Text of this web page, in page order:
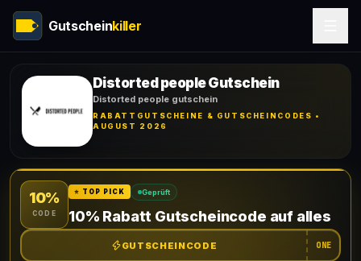
Gutscheinkiller
Distorted people Gutschein
Distorted people gutschein
RABATTGUTSCHEINE & GUTSCHEINCODES •
AUGUST 2026
10%
CODE
⭐ TOP PICK Geprüft
10% Rabatt Gutscheincode auf alles
GUTSCHEINCODE ONE